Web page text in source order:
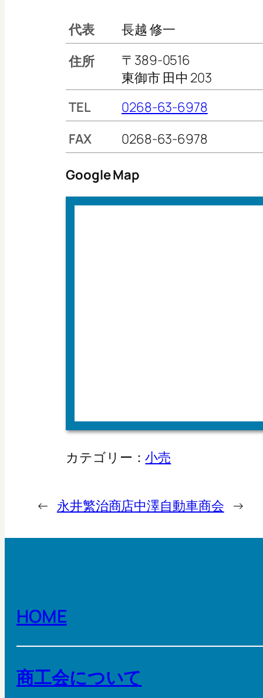
代表
長越 修一
住所
〒389-0516
東御市 田中 203
TEL
0268-63-6978
FAX
0268-63-6978
Google Map
カテゴリー：小売
← 永井繁治商店中澤自動車商会 →
HOME
商工会について